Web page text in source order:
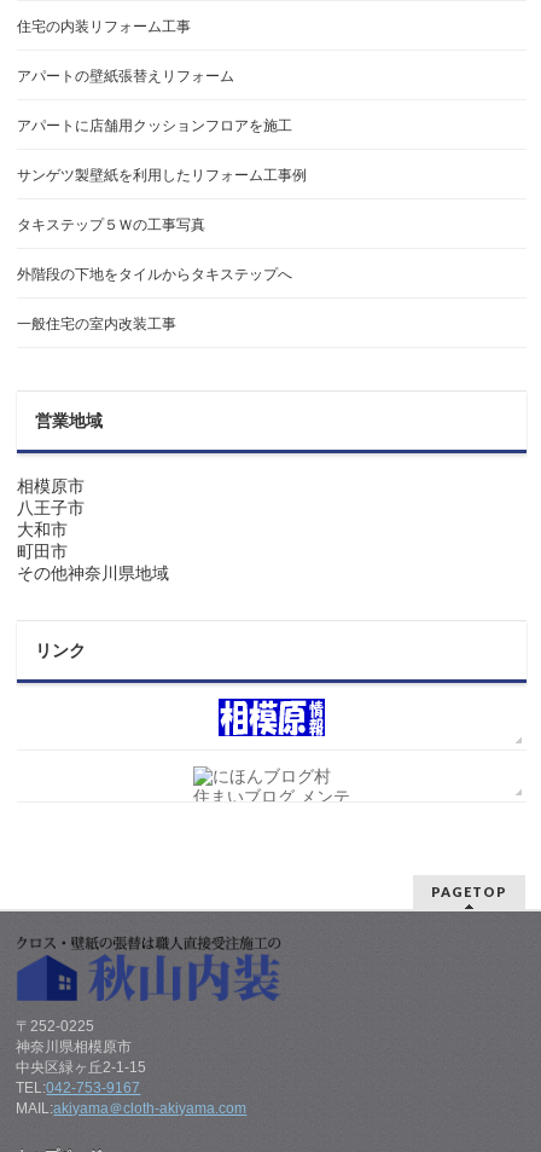
住宅の内装リフォーム工事
アパートの壁紙張替えリフォーム
アパートに店舗用クッションフロアを施工
サンゲツ製壁紙を利用したリフォーム工事例
タキステップ５Ｗの工事写真
外階段の下地をタイルからタキステップへ
一般住宅の室内改装工事
営業地域
相模原市
八王子市
大和市
町田市
その他神奈川県地域
リンク
PAGETOP
〒252-0225
神奈川県相模原市
中央区緑ヶ丘2-1-15
TEL:042-753-9167
MAIL:akiyama＠cloth-akiyama.com